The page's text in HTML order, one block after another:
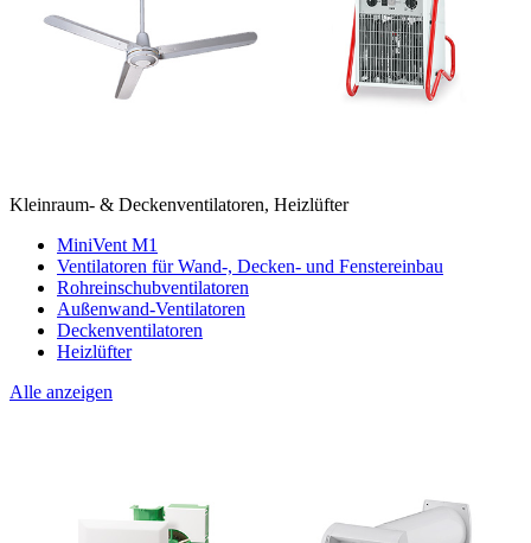
Kleinraum- & Deckenventilatoren, Heizlüfter
MiniVent M1
Ventilatoren für Wand-, Decken- und Fenstereinbau
Rohreinschubventilatoren
Außenwand-Ventilatoren
Deckenventilatoren
Heizlüfter
Alle anzeigen